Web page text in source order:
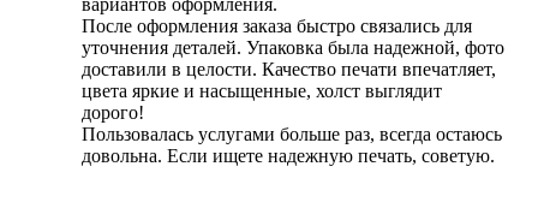
вариантов оформления.
После оформления заказа быстро связались для
уточнения деталей. Упаковка была надежной, фото
доставили в целости. Качество печати впечатляет,
цвета яркие и насыщенные, холст выглядит
дорого!
Пользовалась услугами больше раз, всегда остаюсь
довольна. Если ищете надежную печать, советую.